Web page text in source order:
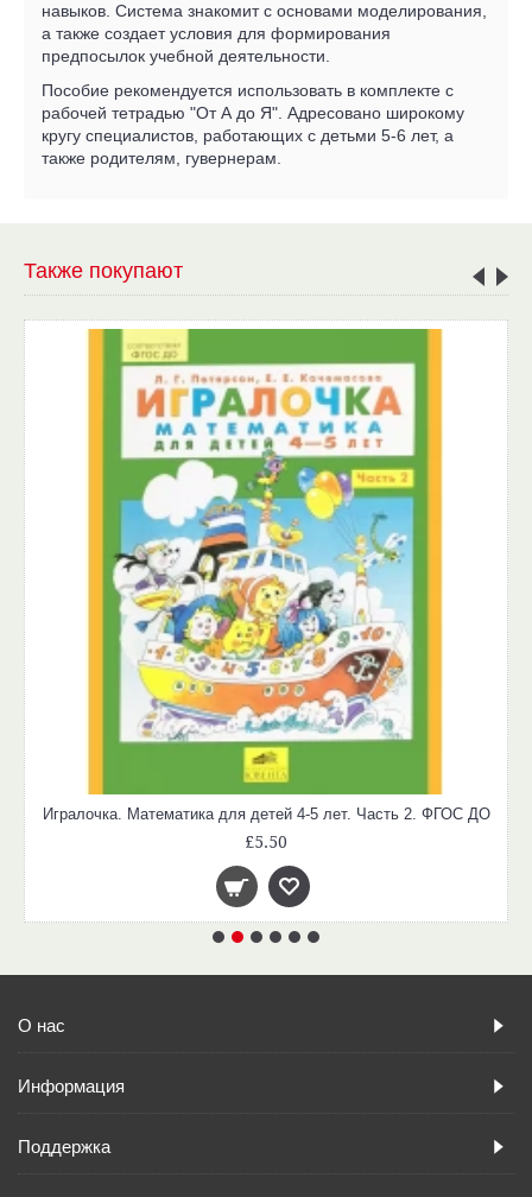
навыков. Система знакомит с основами моделирования,
а также создает условия для формирования
предпосылок учебной деятельности.
Пособие рекомендуется использовать в комплекте с
рабочей тетрадью "От А до Я". Адресовано широкому
кругу специалистов, работающих с детьми 5-6 лет, а
также родителям, гувернерам.
Также покупают
Игралочка. Математика для детей 4-5 лет. Часть 2. ФГОС ДО
£5.50
О нас
Информация
Поддержка